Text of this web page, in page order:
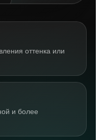
оттенка или
и более